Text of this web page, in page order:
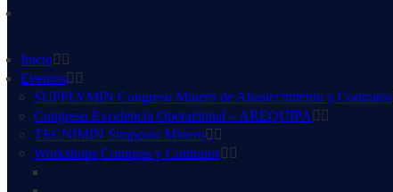
Inicio
Eventos
SUPPLYMIN Congreso Minero de Abastecimiento y Contratos
Congreso Excelencia Operacional – AREQUIPA
TECNIMIN Simposio Minero
Workshops Compras y Contratos